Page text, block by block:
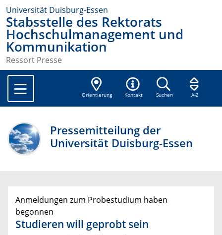
Universität Duisburg-Essen
Stabsstelle des Rektorats
Hochschulmanagement und
Kommunikation
Ressort Presse
Orientierung Kontakt Suchen A-Z
Pressemitteilung der
Universität Duisburg-Essen
Anmeldungen zum Probestudium haben
begonnen
Studieren will geprobt sein